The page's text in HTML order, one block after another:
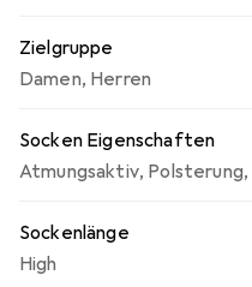
Zielgruppe
Damen, Herren
Socken Eigenschaften
Atmungsaktiv, Polsterung,
Sockenlänge
High